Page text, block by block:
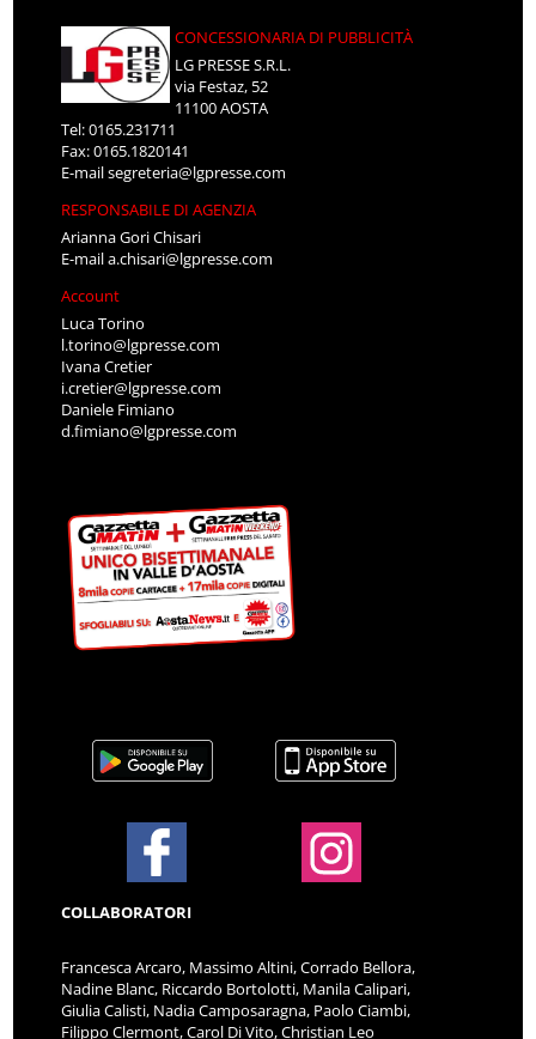
CONCESSIONARIA DI PUBBLICITÀ
LG PRESSE S.R.L.
via Festaz, 52
11100 AOSTA
Tel: 0165.231711
Fax: 0165.1820141
E-mailsegreteria@lgpresse.com
RESPONSABILE DI AGENZIA
Arianna Gori Chisari
E-maila.chisari@lgpresse.com
Account
Luca Torino
l.torino@lgpresse.com
Ivana Cretier
i.cretier@lgpresse.com
Daniele Fimiano
d.fimiano@lgpresse.com
COLLABORATORI
Francesca Arcaro, Massimo Altini, Corrado Bellora,
Nadine Blanc, Riccardo Bortolotti, Manila Calipari,
Giulia Calisti, Nadia Camposaragna, Paolo Ciambi,
Filippo Clermont, Carol Di Vito, Christian Leo